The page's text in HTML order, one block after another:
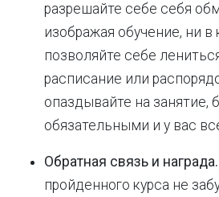
разрешайте себе себя
изображая обучение, ни в
позволяйте себе
расписание или
опаздывайте на занятие,
обязательными и у вас
Обратная связь и награда.
пройденного курса не